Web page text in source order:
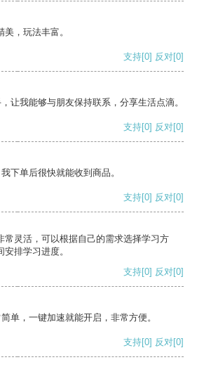
，玩法丰富。
支持[0] 反对[0]
让我能够与朋友保持联系，分享生活点滴。
支持[0] 反对[0]
下单后很快就能收到商品。
支持[0] 反对[0]
常灵活，可以根据自己的需求选择学习方
排学习进度。
支持[0] 反对[0]
单，一键加速就能开启，非常方便。
支持[0] 反对[0]